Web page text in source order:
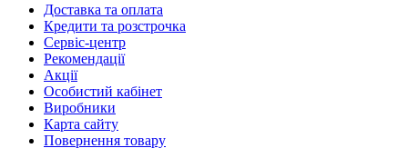
Доставка та оплата
Кредити та розстрочка
Сервіc-центр
Рекомендації
Акції
Особистий кабінет
Виробники
Карта сайту
Повернення товару